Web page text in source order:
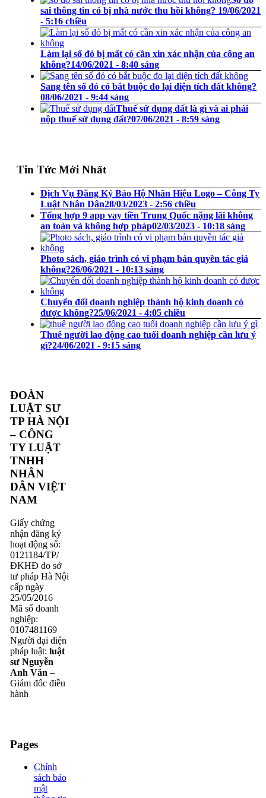
sai thông tin có bị nhà nước thu hồi không? 19/06/2021
- 5:16 chiều
Làm lại sổ đỏ bị mất có cần xin xác nhận của công an
không?14/06/2021 - 8:40 sáng
Sang tên sổ đỏ có bắt buộc đo lại diện tích đất không?
08/06/2021 - 9:44 sáng
Thuế sử dụng đất là gì và ai phải
nộp thuế sử dụng đất?07/06/2021 - 8:59 sáng
Tin Tức Mới Nhất
Dịch Vụ Đăng Ký Bảo Hộ Nhãn Hiệu Logo – Công Ty
Luật Nhân Dân28/03/2023 - 2:56 chiều
Tổng hợp 9 app vay tiền Trung Quốc nặng lãi không
an toàn và không hợp pháp02/03/2023 - 10:18 sáng
Photo sách, giáo trình có vi phạm bản quyền tác giả
không?26/06/2021 - 10:13 sáng
Chuyển đổi doanh nghiệp thành hộ kinh doanh có
được không?25/06/2021 - 4:05 chiều
Thuê người lao động cao tuổi doanh nghiệp cần lưu ý
gì?24/06/2021 - 9:15 sáng
ĐOÀN
LUẬT SƯ
TP HÀ NỘI
– CÔNG
TY LUẬT
TNHH
NHÂN
DÂN VIỆT
NAM
Giấy chứng
nhận đăng ký
hoạt động số:
0121184/TP/
ĐKHĐ do sở
tư pháp Hà Nội
cấp ngày
25/05/2016
Mã số doanh
nghiệp:
0107481169
Người đại diện
pháp luật: luật
sư Nguyễn
Anh Văn –
Giám đốc điều
hành
Pages
Chính
sách bảo
mật